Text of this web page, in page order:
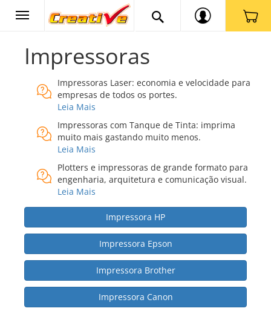
Impressoras
Impressoras Laser: economia e velocidade para
empresas de todos os portes.
Leia Mais
Impressoras com Tanque de Tinta: imprima
muito mais gastando muito menos.
Leia Mais
Plotters e impressoras de grande formato para
engenharia, arquitetura e comunicação visual.
Leia Mais
Impressora HP
Impressora Epson
Impressora Brother
Impressora Canon